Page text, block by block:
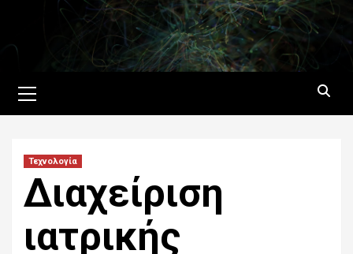
content
Menu
Τεχνολογία
Διαχείριση
ιατρικής